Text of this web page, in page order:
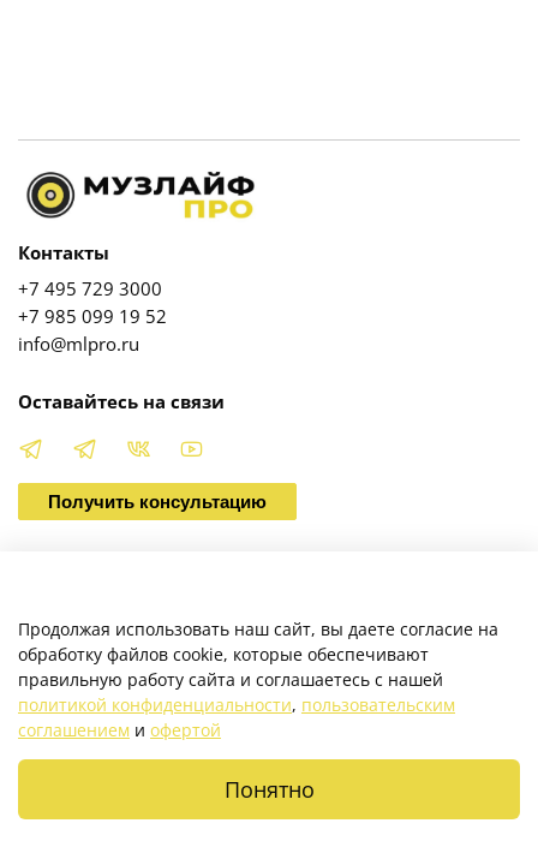
О магазине
Клиентам
Каталог
Контакты
+7 495 729 3000
+7 985 099 19 52
info@mlpro.ru
Оставайтесь на связи
Получить консультацию
Продолжая использовать наш сайт, вы даете согласие на
обработку файлов cookie, которые обеспечивают
правильную работу сайта и соглашаетесь с нашей
политикой конфиденциальности, пользовательским
соглашением и офертой
Понятно